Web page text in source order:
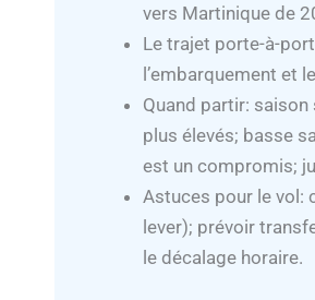
vers Martinique de
Le trajet porte-à-
l’embarquement et
Quand partir:
plus élevés; basse
est un compromis;
Astuces pour le vol:
lever); prévoir
le décalage horaire.